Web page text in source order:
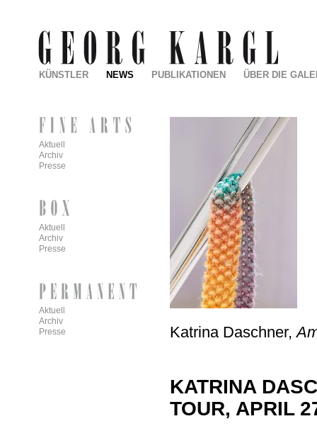
Katrina Daschner,
KATRINA
TOUR, APRIL
KÜNSTLER NEWS PUBLIKATIONEN ÜBER DIE
Aktuell
Archiv
Presse
Aktuell
Archiv
Presse
Aktuell
Archiv
Presse